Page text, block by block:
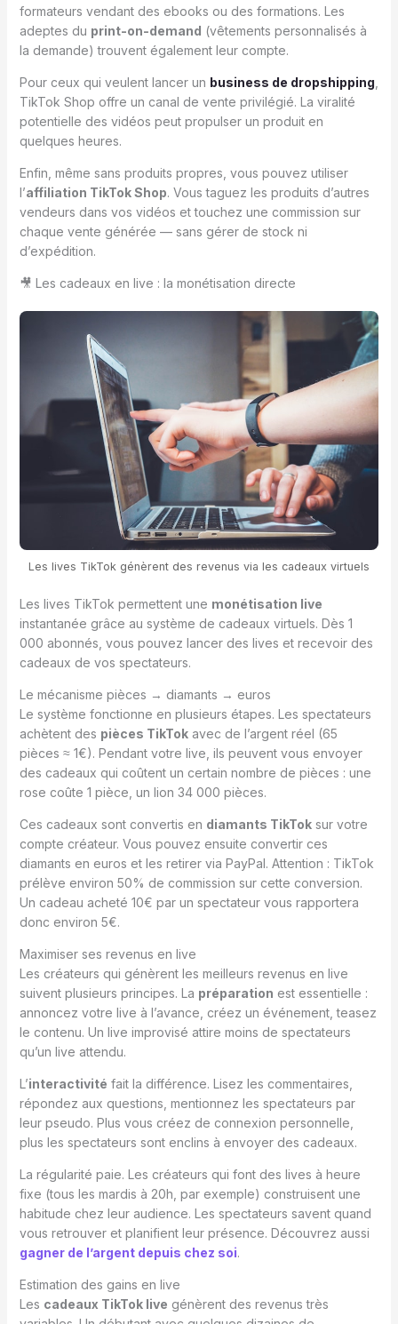
formateurs vendant des ebooks ou des formations. Les
adeptes du print-on-demand (vêtements personnalisés à
la demande) trouvent également leur compte.
Pour ceux qui veulent lancer un business de dropshipping
TikTok Shop offre un canal de vente privilégié. La viralité
potentielle des vidéos peut propulser un produit en
quelques heures.
Enfin, même sans produits propres, vous pouvez utiliser
l’affiliation TikTok Shop. Vous taguez les produits d’autres
vendeurs dans vos vidéos et touchez une commission sur
chaque vente générée — sans gérer de stock ni
d’expédition.
🎥 Les cadeaux en live : la monétisation directe
Les lives TikTok génèrent des revenus via les cadeaux virtuels
Les lives TikTok permettent une monétisation live
instantanée grâce au système de cadeaux virtuels. Dès 1
000 abonnés, vous pouvez lancer des lives et recevoir des
cadeaux de vos spectateurs.
Le mécanisme pièces → diamants → euros
Le système fonctionne en plusieurs étapes. Les spectateurs
achètent des pièces TikTokavec de l’argent réel (65
pièces ≈ 1€). Pendant votre live, ils peuvent vous envoyer
des cadeaux qui coûtent un certain nombre de pièces : une
rose coûte 1 pièce, un lion 34 000 pièces.
Ces cadeaux sont convertis en diamants TikToksur votre
compte créateur. Vous pouvez ensuite convertir ces
diamants en euros et les retirer via PayPal. Attention : TikTok
prélève environ 50% de commission sur cette conversion.
Un cadeau acheté 10€ par un spectateur vous rapportera
donc environ 5€.
Maximiser ses revenus en live
Les créateurs qui génèrent les meilleurs revenus en live
suivent plusieurs principes. La préparation est essentielle :
annoncez votre live à l’avance, créez un événement, teasez
le contenu. Un live improvisé attire moins de spectateurs
qu’un live attendu.
L’interactivité fait la différence. Lisez les commentaires,
répondez aux questions, mentionnez les spectateurs par
leur pseudo. Plus vous créez de connexion personnelle,
plus les spectateurs sont enclins à envoyer des cadeaux.
La régularité paie. Les créateurs qui font des lives à heure
fixe (tous les mardis à 20h, par exemple) construisent une
habitude chez leur audience. Les spectateurs savent quand
vous retrouver et planifient leur présence. Découvrez aussi
gagner de l’argent depuis chez soi.
Estimation des gains en live
Les cadeaux TikTok live génèrent des revenus très